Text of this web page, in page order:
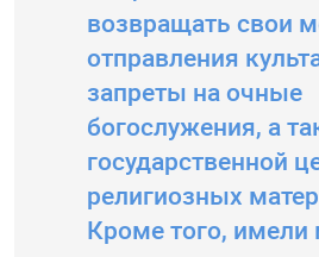
возвращать свои
отправления
запреты на очные
богослужения, а
государственной
религиозных
Кроме того, имели